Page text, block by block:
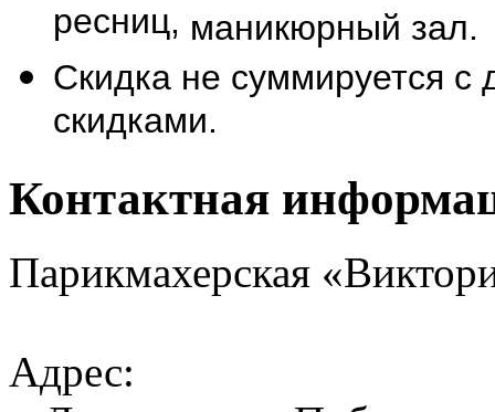
ресниц, маникюрный зал.
Скидка не суммируется
скидками.
Контактная
Парикмахерская
Адрес: